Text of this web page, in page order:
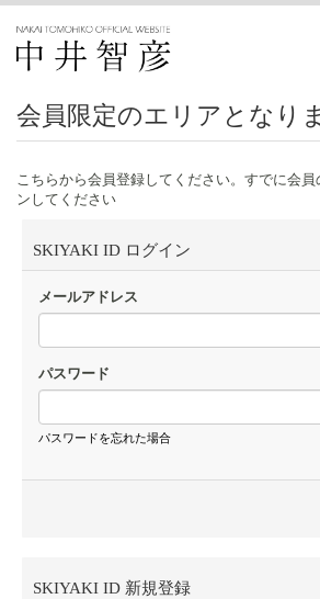
会員限定のエリアとなり
こちらから会員登録してください。すでに会
ンしてください
SKIYAKI ID ログイン
メールアドレス
パスワード
パスワードを忘れた場合
SKIYAKI ID 新規登録